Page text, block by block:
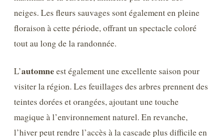
neiges. Les fleurs sauvages sont également en pleine
floraison à cette période, offrant un spectacle coloré
tout au long de la randonnée.
L’automneest également une excellente saison pour
visiter la région. Les feuillages des arbres prennent des
teintes dorées et orangées, ajoutant une touche
magique à l’environnement naturel. En revanche,
l’hiver peut rendre l’accès à la cascade plus difficile en